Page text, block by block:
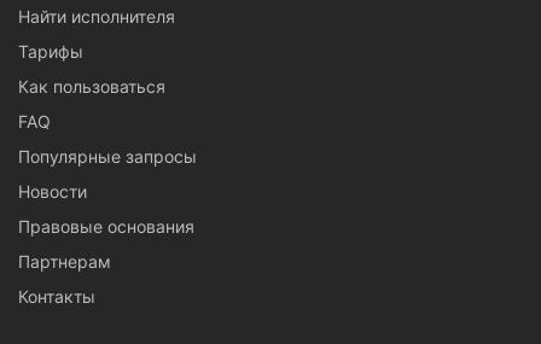
Найти исполнителя
Тарифы
Как пользоваться
FAQ
Популярные запросы
Новости
Правовые основания
Партнерам
Контакты